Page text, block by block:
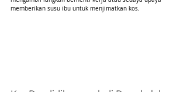
memberikan susu ibu untuk menjimatkan kos.